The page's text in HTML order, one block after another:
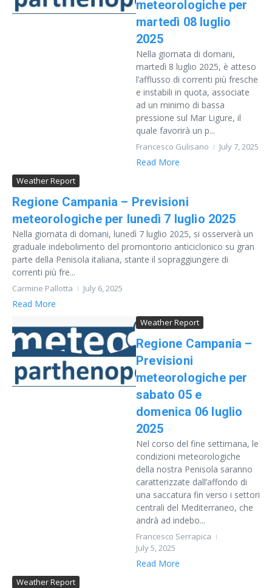
meteorologiche per
martedì 08 luglio
2025
Nella giornata di domani,
martedì 8 luglio 2025, è atteso
l’afflusso di correnti più fresche
e instabili in quota, associate
ad un minimo di bassa
pressione sul Mar Ligure, il
quale favorirà un p...
Francesco Gulisano July 7, 2025
Read More
Weather Report
Regione Campania – Previsioni
meteorologiche per lunedì 7 luglio 2025
Nella giornata di domani, lunedì 7 luglio 2025, si osserverà un
graduale indebolimento del promontorio anticiclonico su gran
parte della Penisola italiana, stante il sopraggiungere di
correnti più fre...
Carmine Pallotta July 6, 2025
Read More
Weather Report
Regione Campania –
Previsioni
meteorologiche per
sabato 05 e
domenica 06 luglio
2025
Nel corso del fine settimana, le
condizioni meteorologiche
della nostra Penisola saranno
caratterizzate dall’affondo di
una saccatura fin verso i settori
centrali del Mediterraneo, che
andrà ad indebo...
Francesco Serrapica
July 5, 2025
Read More
Weather Report